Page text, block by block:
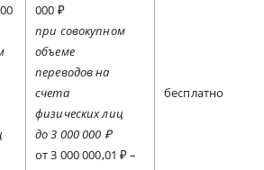
000 ₽
при совокупном
объеме
переводов на
счета
физических лиц
до 3 000 000 ₽
от 3 000 000,01 ₽ –
бесплатно